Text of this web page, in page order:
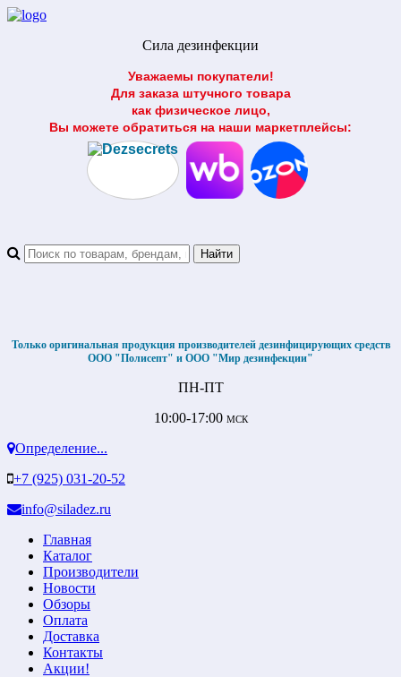
Сила дезинфекции
Уважаемы покупатели!
Для заказа штучного товара
как физическое лицо,
Вы можете обратиться на наши маркетплейсы:
Только оригинальная продукция производителей дезинфицирующих средств
ООО "Полисепт" и ООО "Мир дезинфекции"
ПН-ПТ
10:00-17:00 МСК
Определение...
+7 (925) 031-20-52
info@siladez.ru
Главная
Каталог
Производители
Новости
Обзоры
Оплата
Доставка
Контакты
Акции!